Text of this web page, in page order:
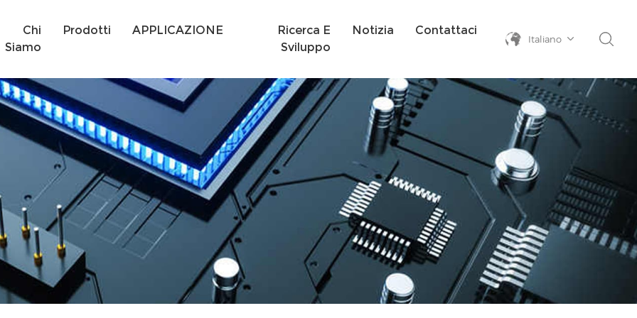
Chi
Siamo
Prodotti APPLICAZIONE
Ricerca E
Sviluppo
Notizia Contattaci
Italiano